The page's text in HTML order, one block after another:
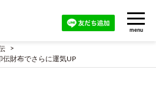
menu
伝財布でさらに運気UP